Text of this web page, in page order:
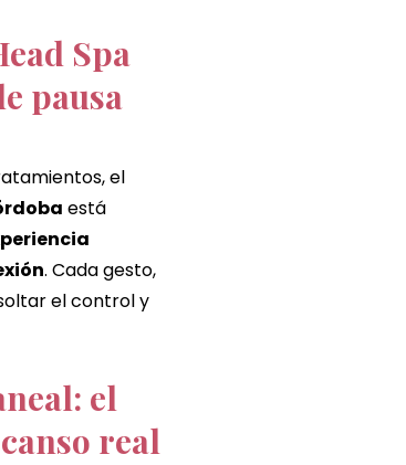
Spa
pausa
el
está
. Cada gesto,
el control y
el
real